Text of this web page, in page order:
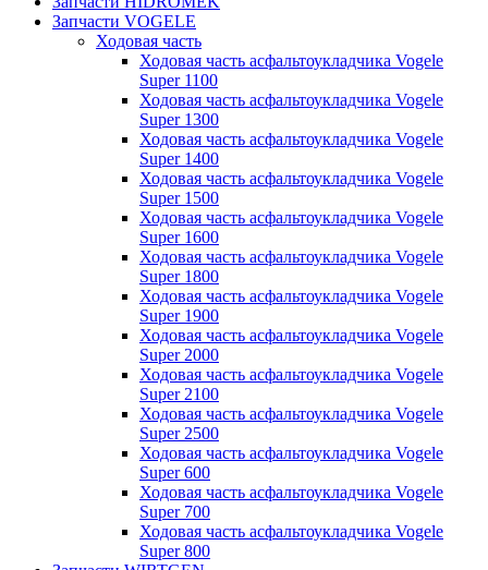
Запчасти VOGELE
Ходовая часть
Ходовая часть асфальтоукладчика Vogele
Super 1100
Ходовая часть асфальтоукладчика Vogele
Super 1300
Ходовая часть асфальтоукладчика Vogele
Super 1400
Ходовая часть асфальтоукладчика Vogele
Super 1500
Ходовая часть асфальтоукладчика Vogele
Super 1600
Ходовая часть асфальтоукладчика Vogele
Super 1800
Ходовая часть асфальтоукладчика Vogele
Super 1900
Ходовая часть асфальтоукладчика Vogele
Super 2000
Ходовая часть асфальтоукладчика Vogele
Super 2100
Ходовая часть асфальтоукладчика Vogele
Super 2500
Ходовая часть асфальтоукладчика Vogele
Super 600
Ходовая часть асфальтоукладчика Vogele
Super 700
Ходовая часть асфальтоукладчика Vogele
Super 800